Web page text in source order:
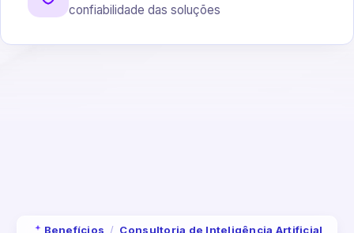
confiabilidade das soluções
Benefícios / Consultoria de Inteligência Artificial